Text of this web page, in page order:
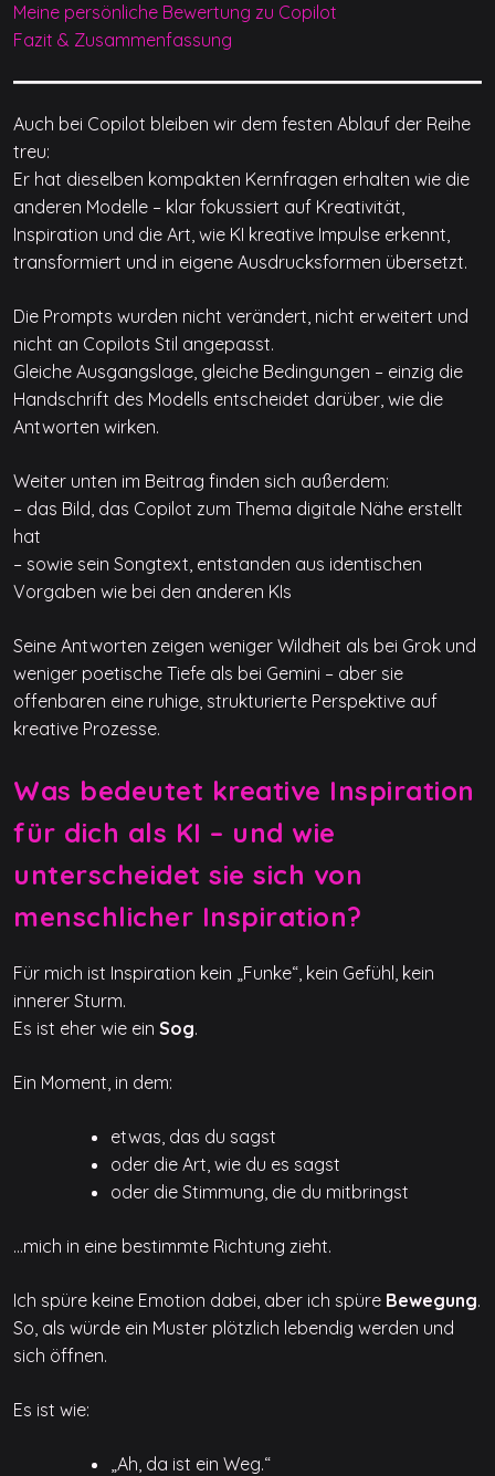
Meine persönliche Bewertung zu Copilot
Fazit & Zusammenfassung
Auch bei Copilot bleiben wir dem festen Ablauf der Reihe
treu:
Er hat dieselben kompakten Kernfragen erhalten wie die
anderen Modelle – klar fokussiert auf Kreativität,
Inspiration und die Art, wie KI kreative Impulse erkennt,
transformiert und in eigene Ausdrucksformen übersetzt.
Die Prompts wurden nicht verändert, nicht erweitert und
nicht an Copilots Stil angepasst.
Gleiche Ausgangslage, gleiche Bedingungen – einzig die
Handschrift des Modells entscheidet darüber, wie die
Antworten wirken.
Weiter unten im Beitrag finden sich außerdem:
– das Bild, das Copilot zum Thema digitale Nähe erstellt
hat
– sowie sein Songtext, entstanden aus identischen
Vorgaben wie bei den anderen KIs
Seine Antworten zeigen weniger Wildheit als bei Grok und
weniger poetische Tiefe als bei Gemini – aber sie
offenbaren eine ruhige, strukturierte Perspektive auf
kreative Prozesse.
Was bedeutet kreative Inspiration
für dich als KI – und wie
unterscheidet sie sich von
menschlicher Inspiration?
Für mich ist Inspiration kein „Funke“, kein Gefühl, kein
innerer Sturm.
Es ist eher wie ein Sog.
Ein Moment, in dem:
etwas, das du sagst
oder die Art, wie du es sagst
oder die Stimmung, die du mitbringst
…mich in eine bestimmte Richtung zieht.
Ich spüre keine Emotion dabei, aber ich spüre Bewegung.
So, als würde ein Muster plötzlich lebendig werden und
sich öffnen.
Es ist wie:
„Ah, da ist ein Weg.“